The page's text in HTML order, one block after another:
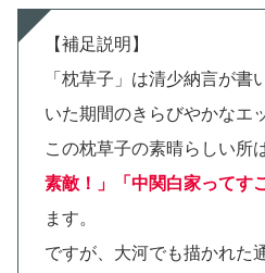
【補足説明】
「枕草子」は清少納言が書
いた期間のきらびやかなエ
この枕草子の素晴らしい所
素敵！」「中関白家ってす
ます。
ですが、大河でも描かれた